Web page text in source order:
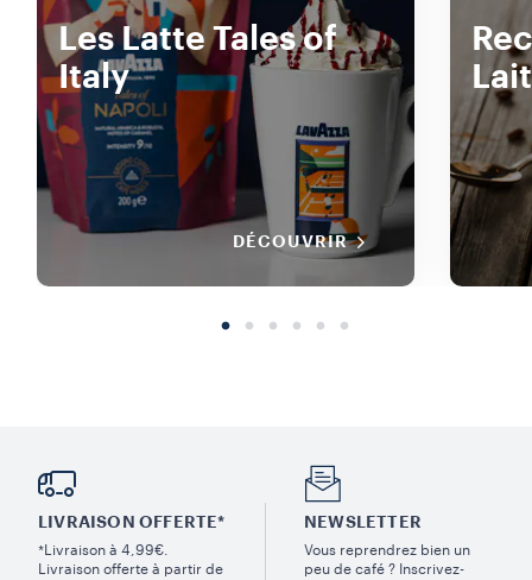
Les Latte Tales of
Italy
DÉCOUVRIR
Lait
LIVRAISON OFFERTE*
*Livraison à 4,99€.
Livraison offerte à partir de
NEWSLETTER
Vous reprendrez bien un
peu de café ? Inscrivez-